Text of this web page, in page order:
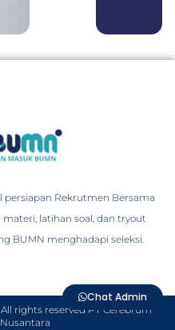
Rekrutmen Bersama
latihan soal, dan tryout
BUMN menghadapi seleksi.
rights reserved PT Cerebrum
Chat Admin